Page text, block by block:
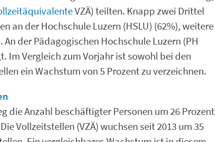
VZÄ) teilten. Knapp zwei Drittel
an der Hochschule Luzern (HSLU) (62%), weitere
der Pädagogischen Hochschule Luzern (PH
Im Vergleich zum Vorjahr ist sowohl bei den
ein Wachstum von 5 Prozent zu verzeichnen.
die Anzahl beschäftigter Personen um 26 Prozent
Vollzeitstellen (VZÄ) wuchsen seit 2013 um 35